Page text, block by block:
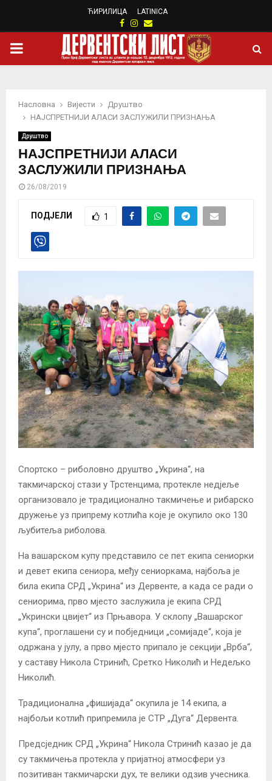
ЋИРИЛИЦА LATINICA
Facebook
Instagram
Email
PRIMARY
Насловна Вијести
Друштво
НАЈСПРЕТНИЈИ АЛАСИ ЗАСЛУЖИЛИ ПРИЗНАЊА
Друштво
НАЈСПРЕТНИЈИ АЛАСИ
ЗАСЛУЖИЛИ ПРИЗНАЊА
26/08/2019
ПОДЈЕЛИ 1
Спортско – риболовно друштво „Укрина“, на
такмичарској стази у Трстенцима, протекле недјеље
организовало је традиционално такмичење и рибарско
дружење уз припрему котлића које је окупило око 130
љубитеља риболова.
На вашарском купу представило се пет екипа сениорки
и девет екипа сениора, међу сениоркама, најбоља је
била екипа СРД „Укрина“ из Дервенте, а када се ради о
сениорима, прво мјесто заслужила је екипа СРД
„Укрински цвијет“ из Прњавора. У склопу „Вашарског
купа“, проглашени су и побједници „сомијаде“, која је
одржана у јулу, а прво мјесто припало је секцији „Врба“,
у саставу Никола Стринић, Сретко Николић и Недељко
Николић.
Традиционална „фишијада“ окупила је 14 екипа, а
најбољи котлић припремила је СТР „Дуга“ Дервента.
Предсједник СРД „Укрина“ Никола Стринић казао је да
су такмичења протекла у пријатној атмосфери уз
позитиван такмичарски дух, те велики одзив учесника.